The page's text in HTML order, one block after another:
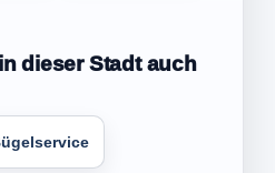
dieser Stadt auch